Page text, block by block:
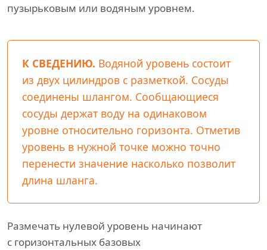
пузырьковым или водяным уровнем.
К СВЕДЕНИЮ. Водяной уровень состоит
из двух цилиндров с разметкой. Сосуды
соединены шлангом. Сообщающиеся
сосуды держат воду на одинаковом
уровне относительно горизонта. Отметив
уровень в нужной точке можно точно
перенести значение насколько позволит
длина шланга.
Размечать нулевой уровень начинают
с горизонтальных базовых